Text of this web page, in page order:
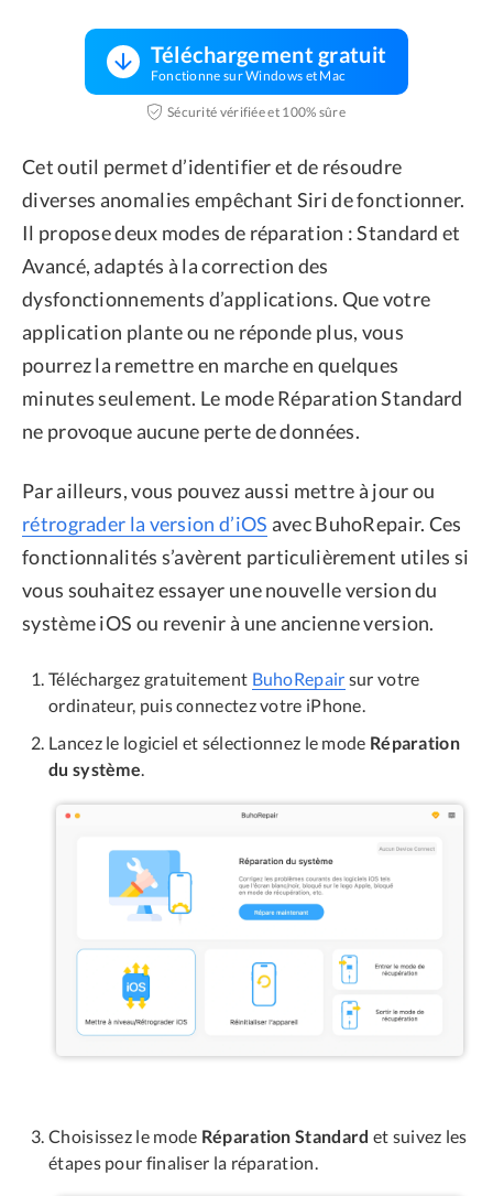
Téléchargement gratuit
Fonctionne sur Windows et Mac
Sécurité vérifiée et 100% sûre
Cet outil permet d’identifier et de résoudre
diverses anomalies empêchant Siri de fonctionner.
Il propose deux modes de réparation : Standard et
Avancé, adaptés à la correction des
dysfonctionnements d’applications. Que votre
application plante ou ne réponde plus, vous
pourrez la remettre en marche en quelques
minutes seulement. Le mode Réparation Standard
ne provoque aucune perte de données.
Par ailleurs, vous pouvez aussi mettre à jour ou
rétrograder la version d’iOS avec BuhoRepair. Ces
fonctionnalités s’avèrent particulièrement utiles si
vous souhaitez essayer une nouvelle version du
système iOS ou revenir à une ancienne version.
Téléchargez gratuitement BuhoRepair sur votre
ordinateur, puis connectez votre iPhone.
Lancez le logiciel et sélectionnez le mode Réparation
du système.
Choisissez le mode Réparation Standard et suivez les
étapes pour finaliser la réparation.